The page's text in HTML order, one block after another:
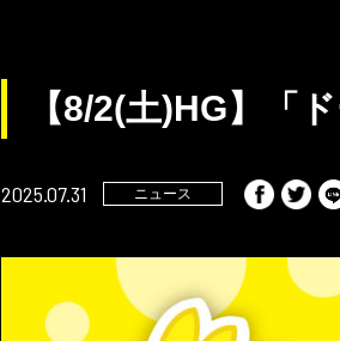
【8/2(土)HG】「
2025.07.31 ニュース